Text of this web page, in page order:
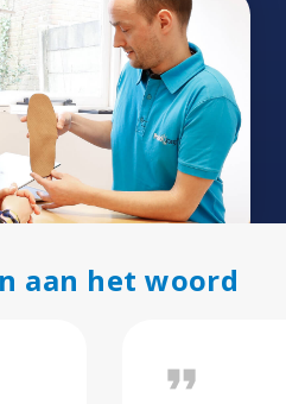
aan het woord
format_quote